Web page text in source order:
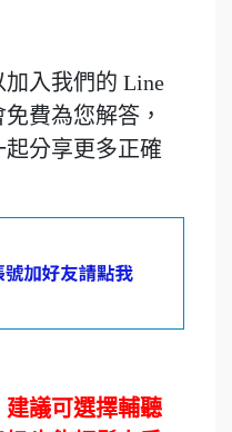
入我們的 Line
費為您解答，
分享更多正確
議可選擇輔聽